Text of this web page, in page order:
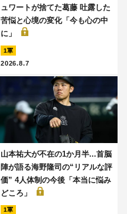
ュワートが捨てた葛藤 吐露した
苦悩と心境の変化「今も心の中
に」
1軍
2026.8.7
山本祐大が不在の1か月半...首脳
陣が語る海野隆司の“リアルな評
価” 4人体制の今後「本当に悩み
どころ」
1軍